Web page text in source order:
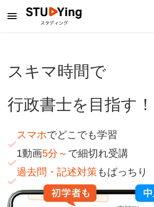
スキマ時間で
行政書士を目指す！
スマホでどこでも学習
1動画5分～ で細切れ受講
過去問・記述対策もばっちり